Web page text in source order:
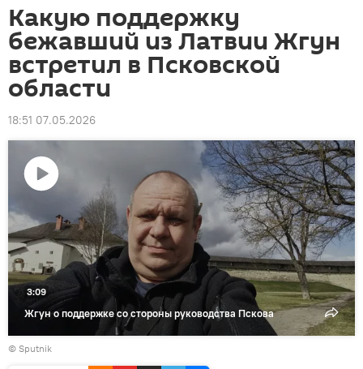
Какую поддержку
бежавший из Латвии Жгун
встретил в Псковской
области
18:51 07.05.2026
Воспроизвести
видео
Жгун о поддержке со стороны руководства Пскова
3:09
© Sputnik